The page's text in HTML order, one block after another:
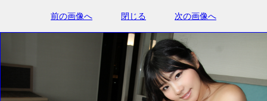
前の画像へ 閉じる 次の画像へ